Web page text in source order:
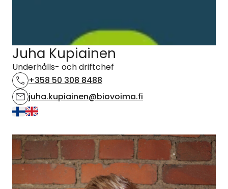
Juha Kupiainen
Underhålls- och driftchef
+358 50 308 8488
juha.kupiainen@biovoima.fi